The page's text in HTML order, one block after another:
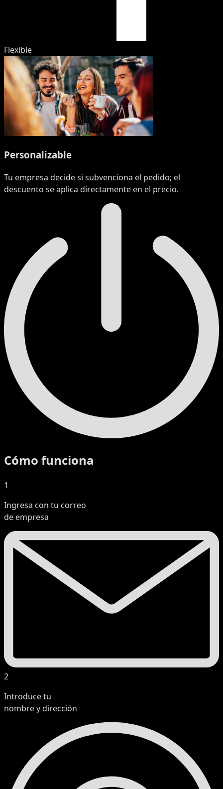
Flexible
Personalizable
Tu empresa decide si subvenciona el pedido; el
descuento se aplica directamente en el precio.
Cómo funciona
1
Ingresa con tu correo
de empresa
2
Introduce tu
nombre y dirección